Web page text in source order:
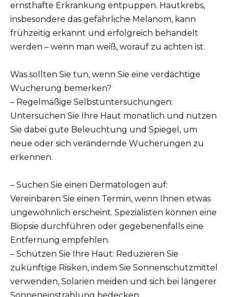
ernsthafte Erkrankung entpuppen. Hautkrebs,
insbesondere das gefährliche Melanom, kann
frühzeitig erkannt und erfolgreich behandelt
werden – wenn man weiß, worauf zu achten ist.
Was sollten Sie tun, wenn Sie eine verdächtige
Wucherung bemerken?
– Regelmäßige Selbstuntersuchungen:
Untersuchen Sie Ihre Haut monatlich und nutzen
Sie dabei gute Beleuchtung und Spiegel, um
neue oder sich verändernde Wucherungen zu
erkennen.
– Suchen Sie einen Dermatologen auf:
Vereinbaren Sie einen Termin, wenn Ihnen etwas
ungewöhnlich erscheint. Spezialisten können eine
Biopsie durchführen oder gegebenenfalls eine
Entfernung empfehlen.
– Schützen Sie Ihre Haut: Reduzieren Sie
zukünftige Risiken, indem Sie Sonnenschutzmittel
verwenden, Solarien meiden und sich bei längerer